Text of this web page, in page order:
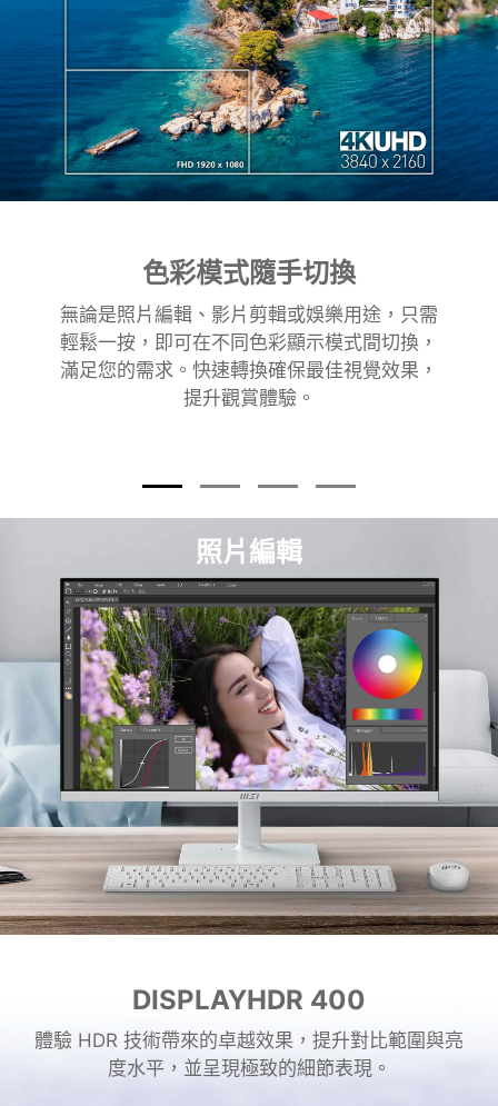
色彩模式隨手切換
無論是照片編輯、影片剪輯或娛樂用途，只需
輕鬆一按，即可在不同色彩顯示模式間切換，
滿足您的需求。快速轉換確保最佳視覺效果，
提升觀賞體驗。
照片編輯
影片剪輯
影音娛樂
文書處理
DISPLAYHDR 400
體驗 HDR 技術帶來的卓越效果，提升對比範圍與亮
度水平，並呈現極致的細節表現。